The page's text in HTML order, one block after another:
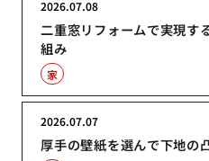
二重窓リフォームで実現す
組み
2026.07.08
家
厚手の壁紙を選んで下地の
2026.07.07